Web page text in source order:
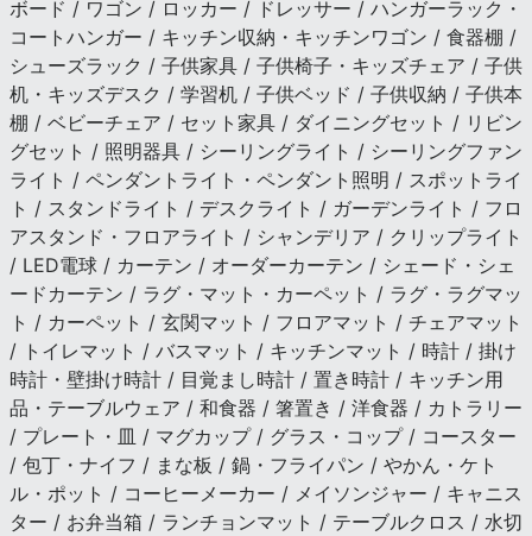
ボード / ワゴン / ロッカー / ドレッサー / ハンガーラック・
コートハンガー / キッチン収納・キッチンワゴン / 食器棚 /
シューズラック / 子供家具 / 子供椅子・キッズチェア / 子供
机・キッズデスク / 学習机 / 子供ベッド / 子供収納 / 子供本
棚 / ベビーチェア / セット家具 / ダイニングセット / リビン
グセット / 照明器具 / シーリングライト / シーリングファン
ライト / ペンダントライト・ペンダント照明 / スポットライ
ト / スタンドライト / デスクライト / ガーデンライト / フロ
アスタンド・フロアライト / シャンデリア / クリップライト
/ LED電球 / カーテン / オーダーカーテン / シェード・シェ
ードカーテン / ラグ・マット・カーペット / ラグ・ラグマッ
ト / カーペット / 玄関マット / フロアマット / チェアマット
/ トイレマット / バスマット / キッチンマット / 時計 / 掛け
時計・壁掛け時計 / 目覚まし時計 / 置き時計 / キッチン用
品・テーブルウェア / 和食器 / 箸置き / 洋食器 / カトラリー
/ プレート・皿 / マグカップ / グラス・コップ / コースター
/ 包丁・ナイフ / まな板 / 鍋・フライパン / やかん・ケト
ル・ポット / コーヒーメーカー / メイソンジャー / キャニス
ター / お弁当箱 / ランチョンマット / テーブルクロス / 水切